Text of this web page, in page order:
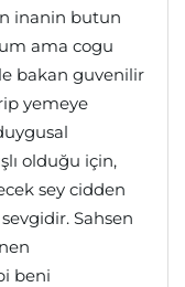
inanin butun
ama cogu
bakan guvenilir
yemeye
olduğu için,
sey cidden
Sahsen
beni